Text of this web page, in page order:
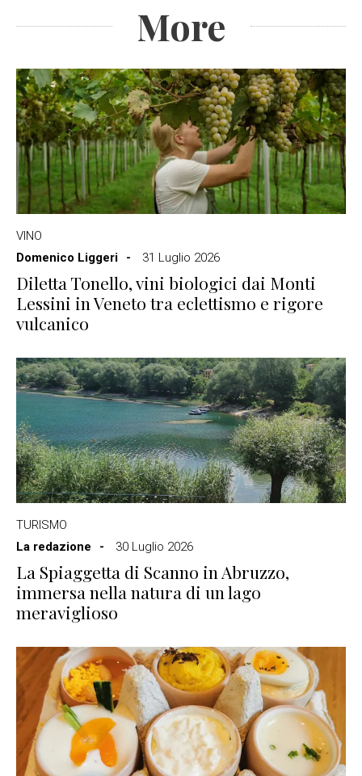
More
VINO
Domenico Liggeri
31 Luglio 2026
Diletta Tonello, vini biologici dai Monti
Lessini in Veneto tra eclettismo e rigore
vulcanico
TURISMO
La redazione
30 Luglio 2026
La Spiaggetta di Scanno in Abruzzo,
immersa nella natura di un lago
meraviglioso